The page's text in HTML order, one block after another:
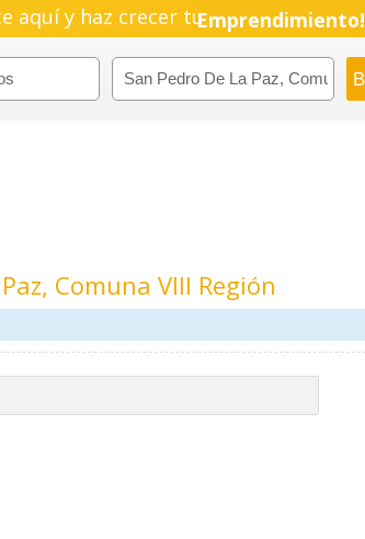
aquí y haz crecer tuEmprendimiento!
Comuna VIII Región